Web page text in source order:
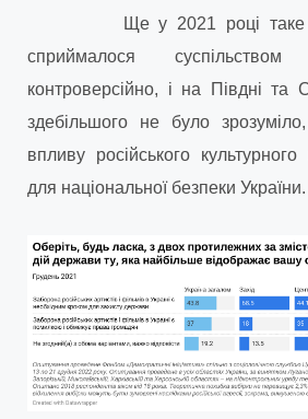
Ще у 2021 році
сприймалося
контроверсійно, і на Півдні та
здебільшого не було
впливу російського
для національної безпеки України.